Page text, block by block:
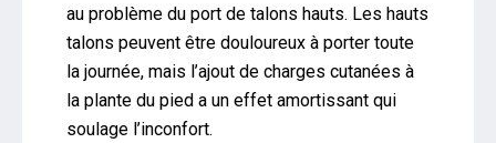
au problème du port de talons hauts. Les hauts
talons peuvent être douloureux à porter toute
la journée, mais l’ajout de charges cutanées à
la plante du pied a un effet amortissant qui
soulage l’inconfort.